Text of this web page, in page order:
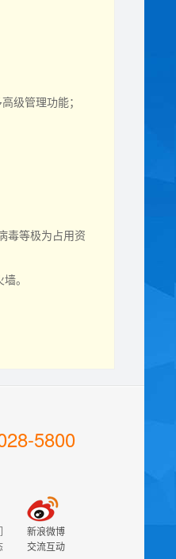
级管理功能；
毒等极为占用资
。
5800
新浪微博
交流互动